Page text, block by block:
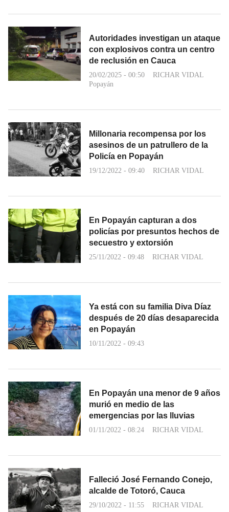
Autoridades investigan un ataque
con explosivos contra un centro
de reclusión en Cauca
20/02/2025 - 00:50
RICHAR VIDAL
Popayán
Millonaria recompensa por los
asesinos de un patrullero de la
Policía en Popayán
19/12/2022 - 09:40 RICHAR VIDAL
En Popayán capturan a dos
policías por presuntos hechos de
secuestro y extorsión
25/11/2022 - 09:48 RICHAR VIDAL
Ya está con su familia Diva Díaz
después de 20 días desaparecida
en Popayán
10/11/2022 - 09:43
En Popayán una menor de 9 años
murió en medio de las
emergencias por las lluvias
01/11/2022 - 08:24 RICHAR VIDAL
Falleció José Fernando Conejo,
alcalde de Totoró, Cauca
29/10/2022 - 11:55 RICHAR VIDAL